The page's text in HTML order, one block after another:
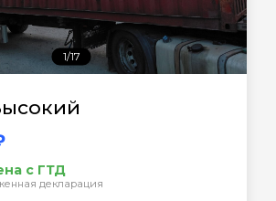
1/17
с ГТД
декларация